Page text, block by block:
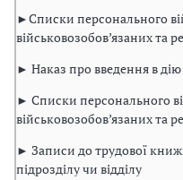
►Списки персонального
військовозобов’язаних та
► Наказ про введення в
► Списки персонального
військовозобов’язаних та
► Записи до трудової
підрозділу чи відділу